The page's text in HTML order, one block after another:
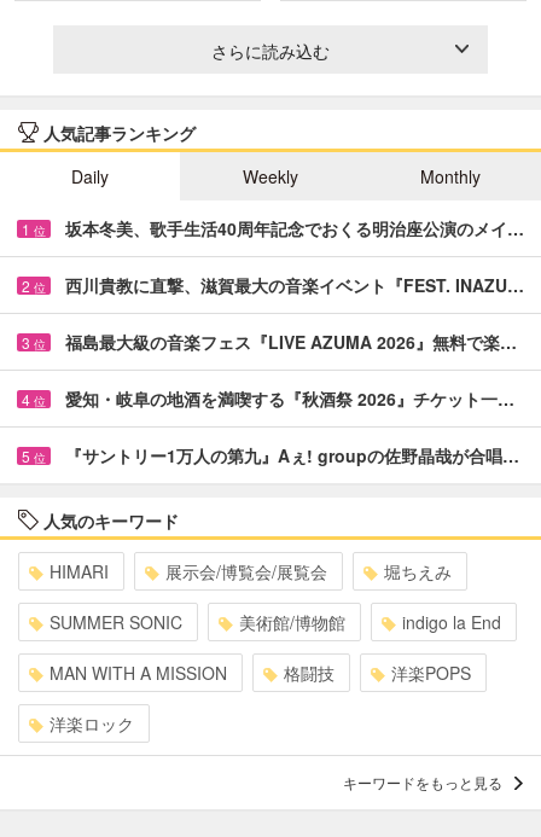
さらに読み込む
人気記事ランキング
Daily
Weekly Monthly
1 位 坂本冬美、歌手生活40周年記念でおくる明治座公演のメイ…
2 位 西川貴教に直撃、滋賀最大の音楽イベント『FEST. INAZU…
3 位 福島最大級の音楽フェス『LIVE AZUMA 2026』無料で楽…
4 位 愛知・岐阜の地酒を満喫する『秋酒祭 2026』チケット一…
5 位 『サントリー1万人の第九』Aぇ! groupの佐野晶哉が合唱…
人気のキーワード
HIMARI 展示会/博覧会/展覧会 堀ちえみ
SUMMER SONIC 美術館/博物館 indigo la End
MAN WITH A MISSION 格闘技 洋楽POPS
洋楽ロック
キーワードをもっと見る